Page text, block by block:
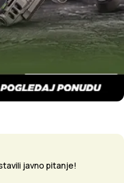
javno pitanje!